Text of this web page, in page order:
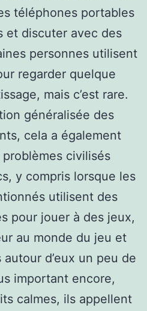
téléphones portables
et discuter avec des
personnes utilisent
regarder quelque
mais c’est rare.
généralisée des
cela a également
civilisés
y compris lorsque les
utilisent des
pour jouer à des jeux,
au monde du jeu et
d’eux un peu de
important encore,
calmes, ils appellent